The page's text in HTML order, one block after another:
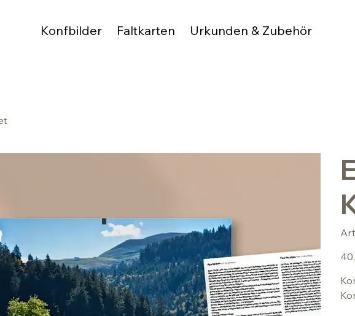
Konfbilder Faltkarten Urkunden & Zubehör